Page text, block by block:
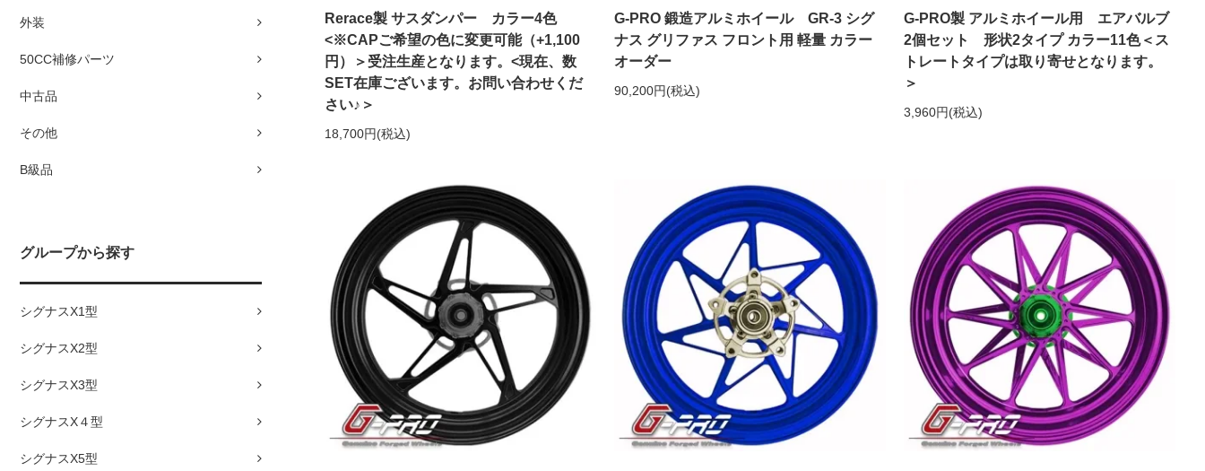
外装
50CC補修パーツ
中古品
その他
B級品
グループから探す
シグナスX1型
シグナスX2型
シグナスX3型
シグナスX４型
シグナスX5型
Rerace製 サスダンパー カラー4色
<※CAPご希望の色に変更可能（+1,100
円）＞受注生産となります。<現在、数
SET在庫ございます。お問い合わせくだ
さい♪＞
18,700円(税込)
G-PRO 鍛造アルミホイール GR-3 シグ
ナス グリファス フロント用 軽量 カラー
オーダー
90,200円(税込)
G-PRO製 アルミホイール用 エアバルブ
2個セット 形状2タイプ カラー11色＜ス
トレートタイプは取り寄せとなります。
＞
3,960円(税込)